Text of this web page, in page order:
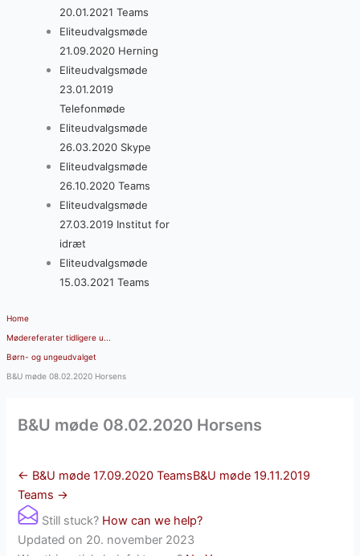
20.01.2021 Teams
Eliteudvalgsmøde
21.09.2020 Herning
Eliteudvalgsmøde
23.01.2019
Telefonmøde
Eliteudvalgsmøde
26.03.2020 Skype
Eliteudvalgsmøde
26.10.2020 Teams
Eliteudvalgsmøde
27.03.2019 Institut for
idræt
Eliteudvalgsmøde
15.03.2021 Teams
Home
Mødereferater tidligere u...
Børn- og ungeudvalget
B&U møde 08.02.2020 Horsens
B&U møde 08.02.2020 Horsens
← B&U møde 17.09.2020 TeamsB&U møde 19.11.2019
Teams →
Still stuck? How can we help?
Updated on 20. november 2023